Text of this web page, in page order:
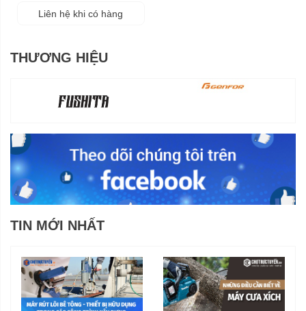
Liên hệ khi có hàng
THƯƠNG HIỆU
TIN MỚI NHẤT